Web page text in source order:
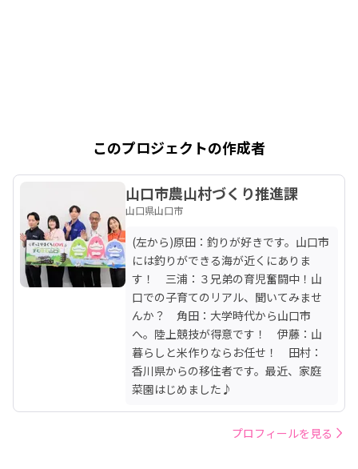
このプロジェクトの作成者
山口市農山村づくり推進課
山口県山口市
(左から)原田：釣りが好きです。山口市
には釣りができる海が近くにありま
す！　三浦：３兄弟の育児奮闘中！山
口での子育てのリアル、聞いてみませ
んか？　角田：大学時代から山口市
へ。陸上競技が得意です！　伊藤：山
暮らしと米作りならお任せ！　田村：
香川県からの移住者です。最近、家庭
菜園はじめました♪
プロフィールを見る